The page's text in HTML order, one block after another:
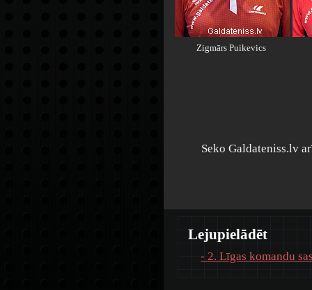
Zigmārs Puikevics
Seko Galdateniss.lv
Lejupielādēt
- 2. Līgas komandu